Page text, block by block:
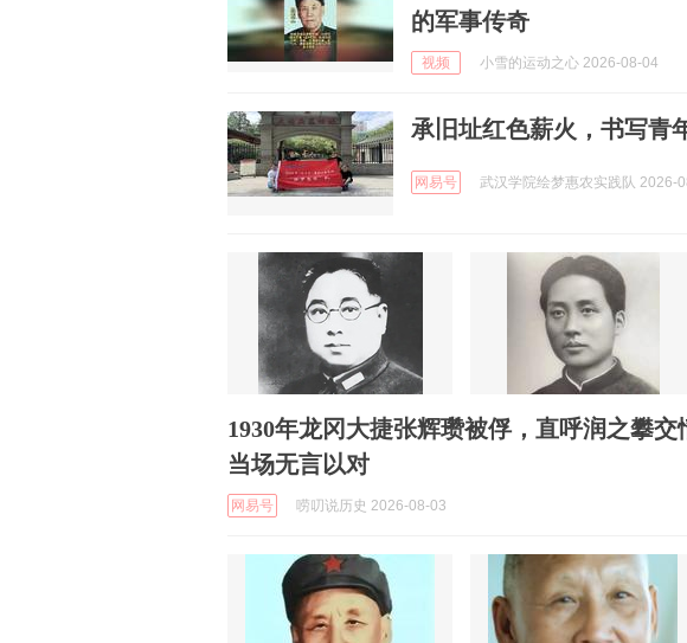
的军事传奇
视频 小雪的运动之心 2026-08-04
承旧址红色薪火，书写青
网易号 武汉学院绘梦惠农实践队 2026-
1930年龙冈大捷张辉瓒被俘，直呼润之攀
当场无言以对
网易号 唠叨说历史 2026-08-03